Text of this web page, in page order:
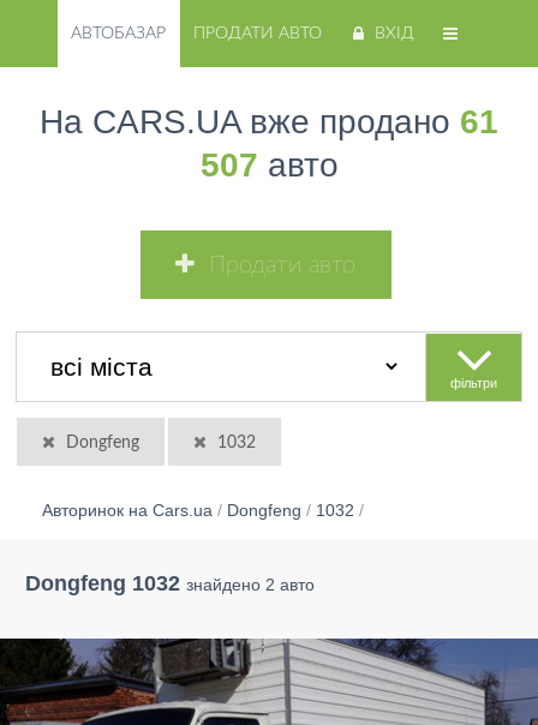
АВТОБАЗАР ПРОДАТИ АВТО ВХІД
На CARS.UA вже продано 61
507 авто
Продати авто
фільтри
Dongfeng 1032
Авторинок на Cars.ua / Dongfeng / 1032 /
Dongfeng 1032 знайдено 2 авто